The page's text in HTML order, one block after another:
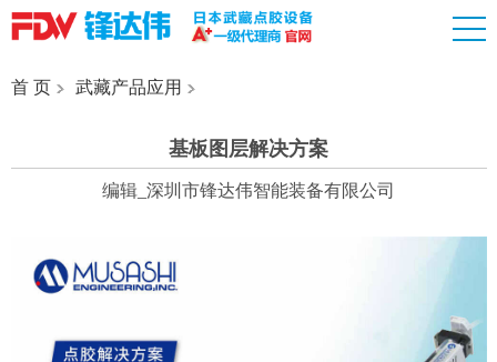
首 页 武藏产品应用
基板图层解决方案
编辑_深圳市锋达伟智能装备有限公司